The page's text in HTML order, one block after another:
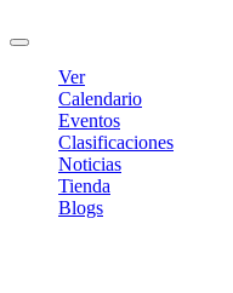
Ver
Calendario
Eventos
Clasificaciones
Noticias
Tienda
Blogs